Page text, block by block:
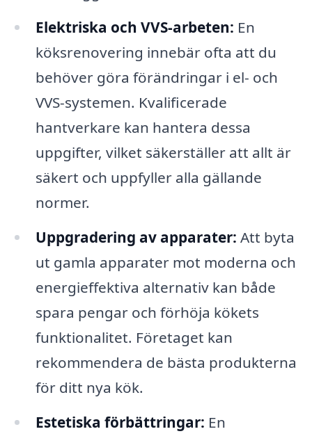
Elektriska och VVS-arbeten: En
köksrenovering innebär ofta att du
behöver göra förändringar i el- och
VVS-systemen. Kvalificerade
hantverkare kan hantera dessa
uppgifter, vilket säkerställer att allt är
säkert och uppfyller alla gällande
normer.
Uppgradering av apparater: Att byta
ut gamla apparater mot moderna och
energieffektiva alternativ kan både
spara pengar och förhöja kökets
funktionalitet. Företaget kan
rekommendera de bästa produkterna
för ditt nya kök.
Estetiska förbättringar: En